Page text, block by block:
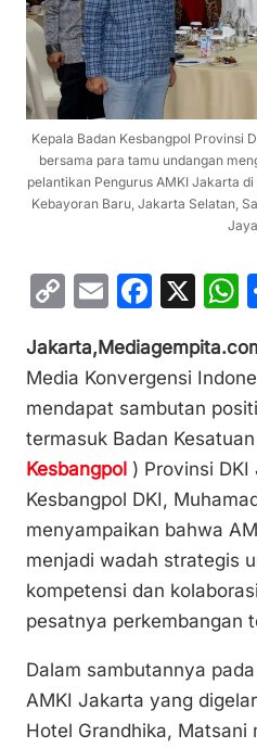
Kepala Badan Kesbangpol Provinsi
bersama para tamu undangan
pelantikan Pengurus AMKI Jakarta
Kebayoran Baru, Jakarta Selatan,
Jaya
C
p
y
Li
n
k
E
ai
l
F
c
e
b
o
o
k
X
s
Media Konvergensi
mendapat sambutan
termasuk Badan
Kesbangpol ) Provinsi DKI
Kesbangpol DKI,
menyampaikan bahwa
menjadi wadah strategis
kompetensi dan
pesatnya perkembangan
Dalam sambutannya
AMKI Jakarta yang
Hotel Grandhika, Matsani